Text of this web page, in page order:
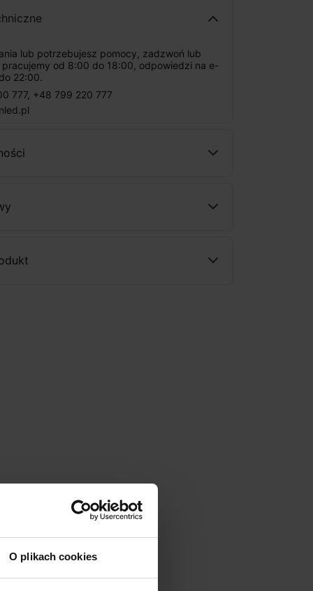
O plikach cookies
lub potrzebujesz pomocy, zadzwoń lub
pracujemy od 8:00 do 18:00, odpowiedzi na e-
22:00.
777, +48 799 220 777